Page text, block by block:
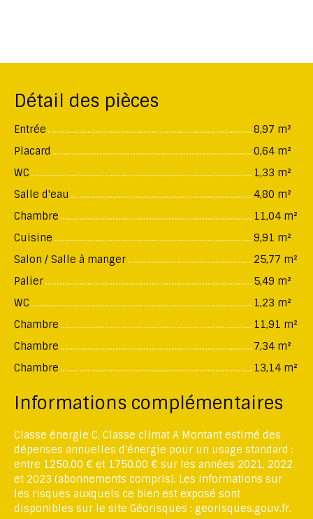
Détail des pièces
Entrée
8,97 m²
Placard
0,64 m²
WC
1,33 m²
Salle d'eau
4,80 m²
Chambre
11,04 m²
Cuisine
9,91 m²
Salon / Salle à manger
25,77 m²
Palier
5,49 m²
WC
1,23 m²
Chambre
11,91 m²
Chambre
7,34 m²
Chambre
13,14 m²
Informations complémentaires
Classe énergie C, Classe climat A Montant estimé des
dépenses annuelles d'énergie pour un usage standard :
entre 1250.00 € et 1750.00 € sur les années 2021, 2022
et 2023 (abonnements compris). Les informations sur
les risques auxquels ce bien est exposé sont
disponibles sur le site Géorisques : georisques.gouv.fr.